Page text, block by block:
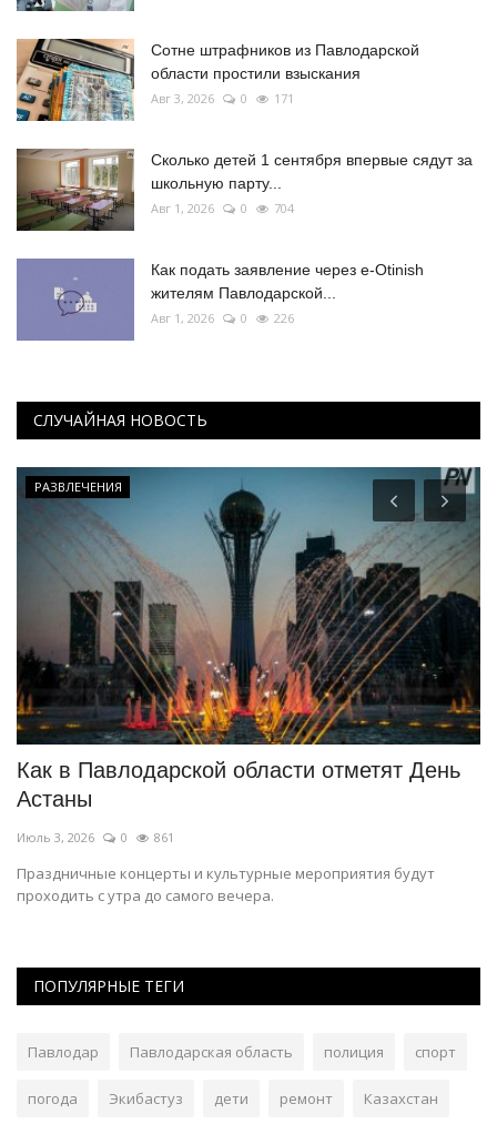
Сотне штрафников из Павлодарской
области простили взыскания
Авг 3, 2026 0 171
Сколько детей 1 сентября впервые сядут за
школьную парту...
Авг 1, 2026 0 704
Как подать заявление через e-Otinish
жителям Павлодарской...
Авг 1, 2026 0 226
СЛУЧАЙНАЯ НОВОСТЬ
РАЗВЛЕЧЕНИЯ
Как в Павлодарской области отметят День
Астаны
Июль 3, 2026 0 861
Праздничные концерты и культурные мероприятия будут
проходить с утра до самого вечера.
ПОПУЛЯРНЫЕ ТЕГИ
Павлодар Павлодарская область полиция спорт
погода Экибастуз дети ремонт Казахстан